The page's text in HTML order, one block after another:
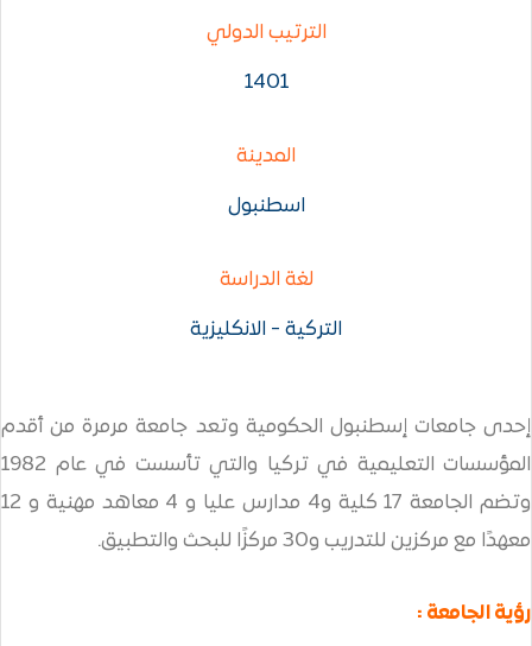
التركية - الانكليزية
الحكومية وتعد جامعة مرمرة من أقدم
المؤسسات التعليمية في تركيا والتي تأسست في عام 1982
وتضم الجامعة 17 كلية و4 مدارس عليا و 4 معاهد مهنية و 12
للبحث والتطبيق.